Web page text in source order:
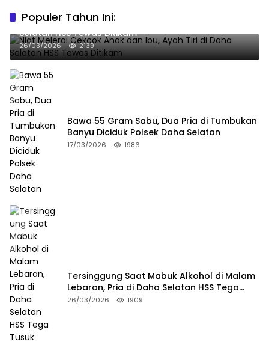
Populer Tahun Ini:
Niat Melerai Cekcok Anak dan Ibu, Ayah Tiri di Daha
Selatan HSS Tewas Ditikam
26/03/2026 2139
Bawa 55 Gram Sabu, Dua Pria di Tumbukan
Banyu Diciduk Polsek Daha Selatan
17/03/2026 1986
Tersinggung Saat Mabuk Alkohol di Malam
Lebaran, Pria di Daha Selatan HSS Tega
Tusuk Teman Sendiri
26/03/2026 1909